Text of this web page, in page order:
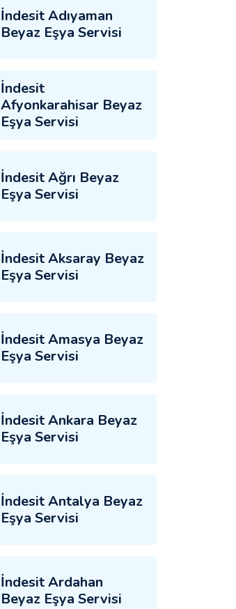
İndesit Adıyaman
Beyaz Eşya Servisi
İndesit
Afyonkarahisar Beyaz
Eşya Servisi
İndesit Ağrı Beyaz
Eşya Servisi
İndesit Aksaray Beyaz
Eşya Servisi
İndesit Amasya Beyaz
Eşya Servisi
İndesit Ankara Beyaz
Eşya Servisi
İndesit Antalya Beyaz
Eşya Servisi
İndesit Ardahan
Beyaz Eşya Servisi